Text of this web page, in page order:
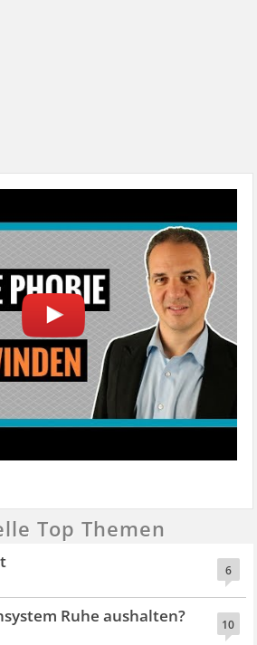
Top Themen
6
10
Ruhe aushalten?